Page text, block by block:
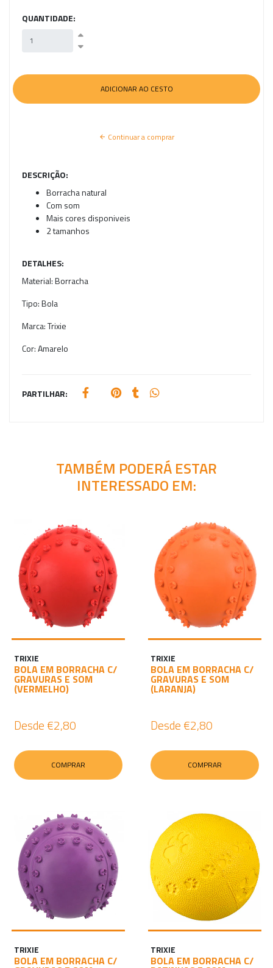
QUANTIDADE:
Continuar a comprar
DESCRIÇÃO:
Borracha natural
Com som
Mais cores disponiveis
2 tamanhos
DETALHES:
Material:Borracha
Tipo:Bola
Marca:Trixie
Cor:Amarelo
PARTILHAR:
TAMBÉM PODERÁ ESTAR
INTERESSADO EM:
TRIXIE
BOLA EM BORRACHA C/
GRAVURAS E SOM
(VERMELHO)
Desde €2,80
COMPRAR
TRIXIE
BOLA EM BORRACHA C/
GRAVURAS E SOM
(LARANJA)
Desde €2,80
COMPRAR
TRIXIE
BOLA EM BORRACHA C/
TRIXIE
BOLA EM BORRACHA C/